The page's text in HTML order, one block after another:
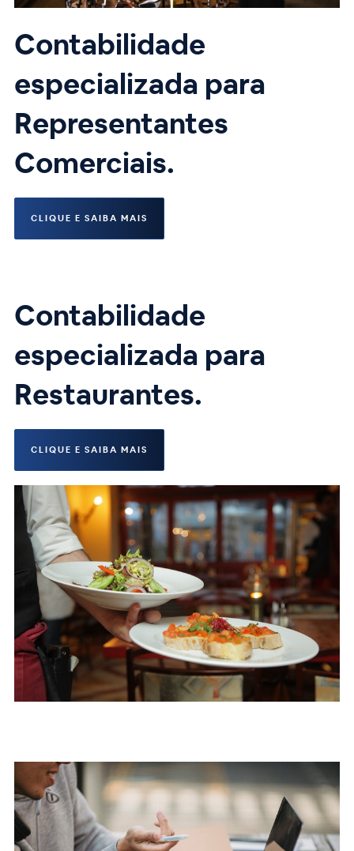
Contabilidade
especializada para
Representantes
Comerciais.
CLIQUE E SAIBA MAIS
Contabilidade
especializada para
Restaurantes.
CLIQUE E SAIBA MAIS